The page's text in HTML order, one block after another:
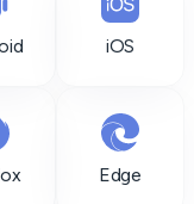
iOS
Edge